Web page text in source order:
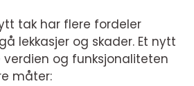
tak har flere fordeler
lekkasjer og skader. Et nytt
verdien og funksjonaliteten
måter: